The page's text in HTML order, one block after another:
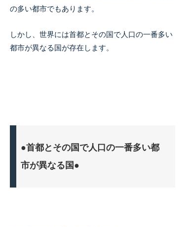
の多い都市でもあります。
しかし、世界には首都とその国で人口の一番多い
都市が異なる国が存在します。
●首都とその国で人口の一番多い都
市が異なる国●